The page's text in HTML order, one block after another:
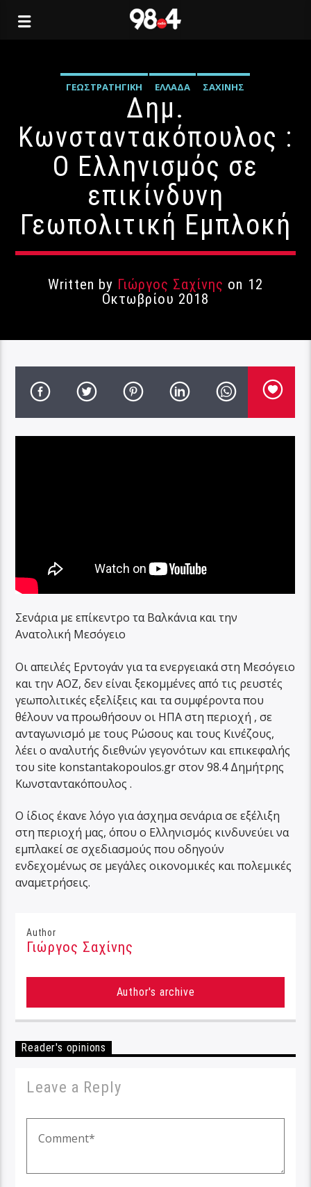
ΓΕΩΣΤΡΑΤΗΓΙΚΉ ΕΛΛΆΔΑ ΣΑΧΊΝΗΣ
Δημ.
Κωνσταντακόπουλος :
Ο Ελληνισμός σε
επικίνδυνη
Γεωπολιτική Εμπλοκή
Written by Γιώργος Σαχίνης on 12
Οκτωβρίου 2018
Σενάρια με επίκεντρο τα Βαλκάνια και την
Ανατολική Μεσόγειο
Οι απειλές Ερντογάν για τα ενεργειακά στη Μεσόγειο
και την ΑΟΖ, δεν είναι ξεκομμένες από τις ρευστές
γεωπολιτικές εξελίξεις και τα συμφέροντα που
θέλουν να προωθήσουν οι ΗΠΑ στη περιοχή , σε
ανταγωνισμό με τους Ρώσους και τους Κινέζους,
λέει ο αναλυτής διεθνών γεγονότων και επικεφαλής
του site konstantakopoulos.gr στον 98.4 Δημήτρης
Κωνσταντακόπουλος .
Ο ίδιος έκανε λόγο για άσχημα σενάρια σε εξέλιξη
στη περιοχή μας, όπου ο Ελληνισμός κινδυνεύει να
εμπλακεί σε σχεδιασμούς που οδηγούν
ενδεχομένως σε μεγάλες οικονομικές και πολεμικές
αναμετρήσεις.
Author
Γιώργος Σαχίνης
Author's archive
Reader's opinions
Leave a Reply